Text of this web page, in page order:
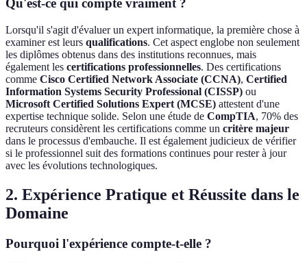
Qu'est-ce qui compte vraiment ?
Lorsqu'il s'agit d'évaluer un expert informatique, la première chose à
examiner est leurs qualifications. Cet aspect englobe non seulement
les diplômes obtenus dans des institutions reconnues, mais
également les certifications professionnelles. Des certifications
comme Cisco Certified Network Associate (CCNA), Certified
Information Systems Security Professional (CISSP) ou
Microsoft Certified Solutions Expert (MCSE) attestent d'une
expertise technique solide. Selon une étude de CompTIA, 70% des
recruteurs considèrent les certifications comme un critère majeur
dans le processus d'embauche. Il est également judicieux de vérifier
si le professionnel suit des formations continues pour rester à jour
avec les évolutions technologiques.
2. Expérience Pratique et Réussite dans le
Domaine
Pourquoi l'expérience compte-t-elle ?